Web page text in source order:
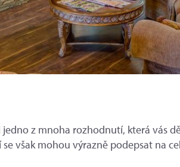
z mnoha rozhodnutí, která vás
však mohou výrazně podepsat na